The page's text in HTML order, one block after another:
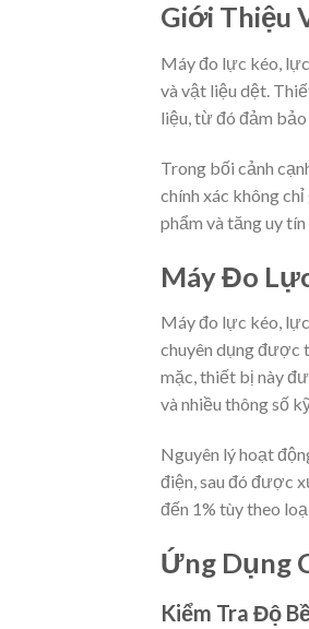
Giới Thiệu
Máy đo lực kéo,
và vật liệu dệt.
liệu, từ đó đảm
Trong bối cảnh
chính xác không
phẩm và tăng uy
Máy Đo
Máy đo lực kéo,
chuyên dụng được
mặc, thiết bị này
và nhiều thông số
Nguyên lý hoạt
điện, sau đó được
đến 1% tùy theo
Ứng Dụng
Kiểm Tra Độ